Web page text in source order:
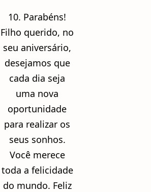
10. Parabéns!
Filho querido, no
seu aniversário,
desejamos que
cada dia seja
uma nova
oportunidade
para realizar os
seus sonhos.
Você merece
toda a felicidade
do mundo. Feliz